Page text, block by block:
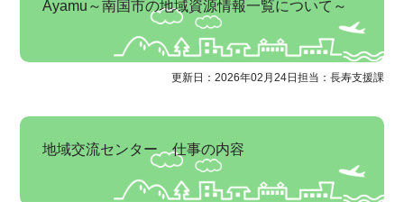
Ayamu～南国市の地域資源情報一覧について～
更新日：2026年02月24日 担当：長寿支援課
地域交流センター 仕事の内容